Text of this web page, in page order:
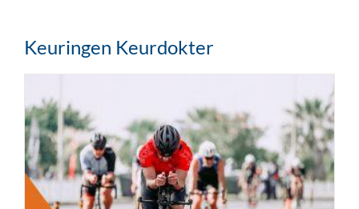
Keuringen Keurdokter